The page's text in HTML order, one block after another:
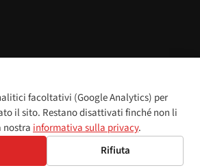
i diritti riservati. Impostazioni cookie
简体中文Polski
facoltativi (Google Analytics) per
il sito. Restano disattivati finché non li
informativa sulla privacy.
Rifiuta